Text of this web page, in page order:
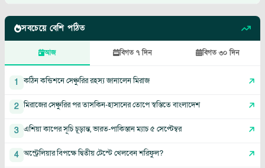
সবচেয়ে বেশি পঠিত
আজ বিগত ৭ দিন বিগত ৩০ দিন
1 কঠিন কন্ডিশনে সেঞ্চুরির রহস্য জানালেন মিরাজ
2 মিরাজের সেঞ্চুরির পর তাসকিন-হাসানের তোপে স্বস্তিতে বাংলাদেশ
3 এশিয়া কাপের সূচি চূড়ান্ত, ভারত-পাকিস্তান ম্যাচ ৫ সেপ্টেম্বর
4 অস্ট্রেলিয়ার বিপক্ষে দ্বিতীয় টেস্টে খেলবেন শরিফুল?